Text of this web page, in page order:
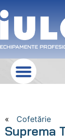
« Cofetărie
Suprema